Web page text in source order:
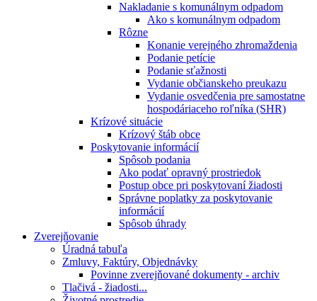
Nakladanie s komunálnym odpadom
Ako s komunálnym odpadom
Rôzne
Konanie verejného zhromaždenia
Podanie petície
Podanie sťažnosti
Vydanie občianskeho preukazu
Vydanie osvedčenia pre samostatne
hospodáriaceho roľníka (SHR)
Krízové situácie
Krízový štáb obce
Poskytovanie informácií
Spôsob podania
Ako podať opravný prostriedok
Postup obce pri poskytovaní žiadosti
Správne poplatky za poskytovanie
informácií
Spôsob úhrady
Zverejňovanie
Úradná tabuľa
Zmluvy, Faktúry, Objednávky
Povinne zverejňované dokumenty - archiv
Tlačivá - žiadosti...